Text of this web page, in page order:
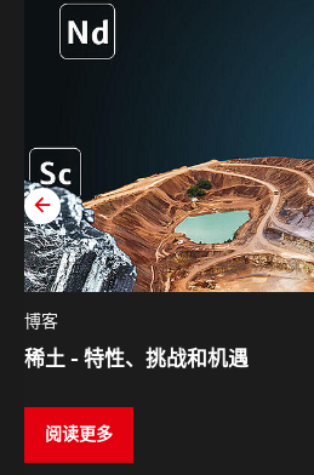
博客
稀土 - 特性、挑战和机遇
阅读更多
zurück